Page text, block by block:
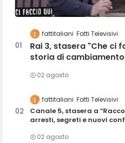
fattitaliani Fatti Televisivi
Rai 3, stasera "Che ci
storia di
02 agosto
fattitaliani Fatti Televisivi
Canale 5, stasera a
arresti, segreti e nuovi
02 agosto